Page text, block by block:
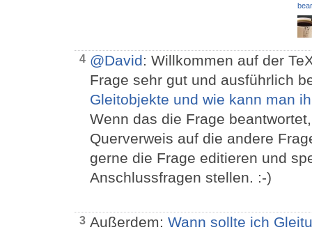
4 @David: Willkommen auf der
Frage sehr gut und ausführlich
Gleitobjekte und wie kann man
Wenn das die Frage
Querverweis auf die andere
gerne die Frage editieren und
Anschlussfragen stellen. :-)
3 Außerdem: Wann sollte ich